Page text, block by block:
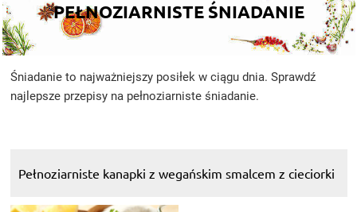
PEŁNOZIARNISTE ŚNIADANIE
Śniadanie to najważniejszy posiłek w ciągu dnia. Sprawdź
najlepsze przepisy na pełnoziarniste śniadanie.
Pełnoziarniste kanapki z wegańskim smalcem z cieciorki